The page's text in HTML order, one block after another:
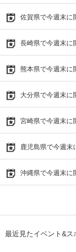
佐賀県で今週末に
長崎県で今週末に
熊本県で今週末に
大分県で今週末に
宮崎県で今週末に
鹿児島県で今週末
沖縄県で今週末に
最近見たイベント&ス